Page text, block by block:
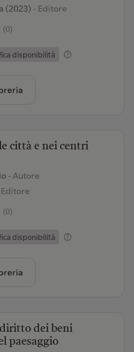
(2023)- Editore
(0)
disponibilità
città e nei centri
- Autore
(0)
disponibilità
dei beni
paesaggio